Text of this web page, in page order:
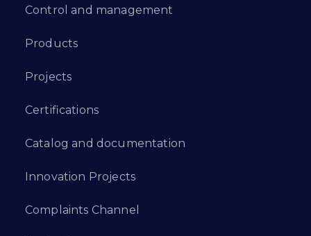
Control and management
Products
Projects
Certifications
Catalog and documentation
Innovation Projects
Complaints Channel